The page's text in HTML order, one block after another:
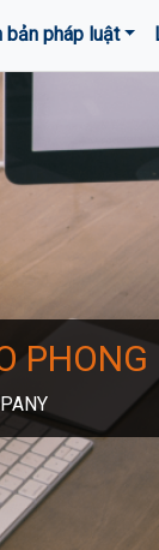
pháp luật
PHONG